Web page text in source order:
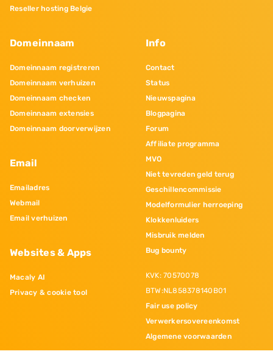
Reseller hosting Belgie
Domeinnaam
Domeinnaam registreren
Domeinnaam verhuizen
Domeinnaam checken
Domeinnaam extensies
Domeinnaam doorverwijzen
Email
Emailadres
Webmail
Email verhuizen
Websites & Apps
Macaly AI
Privacy & cookie tool
Info
Contact
Status
Nieuwspagina
Blogpagina
Forum
Affiliate programma
MVO
Niet tevreden geld terug
Geschillencommissie
Modelformulier herroeping
Klokkenluiders
Misbruik melden
Bug bounty
KVK: 70570078
BTW:NL858378140B01
Fair use policy
Verwerkersovereenkomst
Algemene voorwaarden